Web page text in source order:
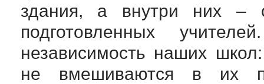
здания, а внутри них –
подготовленных
независимость наших
не вмешиваются в их